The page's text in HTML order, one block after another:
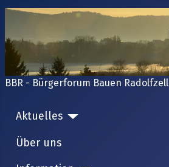
BBR - Bürgerforum Bauen Radolfzell
Aktuelles
Über uns